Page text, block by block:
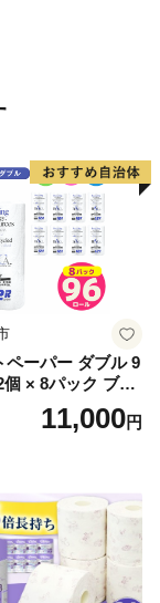
ペーパー ダブル 9
個 × 8パック ブラ
100％ 芯あり 日
無香料 生活用品
11,000円